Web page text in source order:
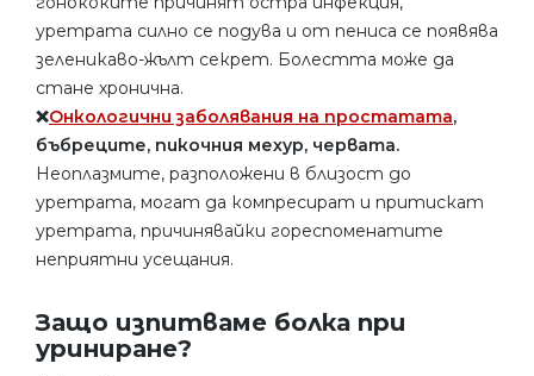
уретрата силно се подува и от пениса се появява
зеленикаво-жълт секрет. Болестта може да
стане хронична.
❌Онкологични заболявания на простатата,
бъбреците, пикочния мехур, червата.
Неоплазмите, разположени в близост до
уретрата, могат да компресират и притискат
уретрата, причинявайки гореспоменатите
неприятни усещания.
Защо изпитваме болка при
уриниране?